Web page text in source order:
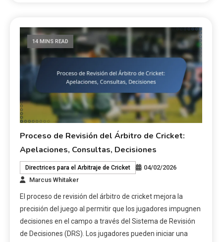
14 MINS READ
Proceso de Revisión del Árbitro de Cricket:
Apelaciones, Consultas, Decisiones
Directrices para el Arbitraje de Cricket
04/02/2026
Marcus Whitaker
El proceso de revisión del árbitro de cricket mejora la
precisión del juego al permitir que los jugadores impugnen
decisiones en el campo a través del Sistema de Revisión
de Decisiones (DRS). Los jugadores pueden iniciar una